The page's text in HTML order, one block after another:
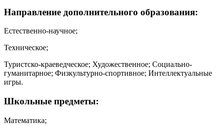
Направление дополнительного образования:
Естественно-научное;
Техническое;
Туристско-краеведческое; Художественное; Социально-
гуманитарное; Физкультурно-спортивное; Интеллектуальные
игры.
Школьные предметы:
Математика;